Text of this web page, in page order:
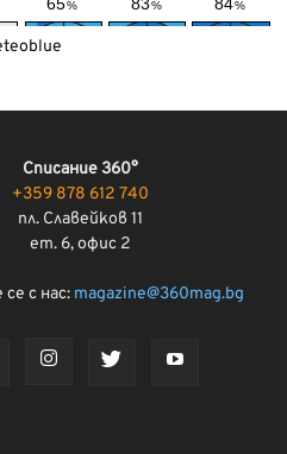
Списание 360°
+359 878 612 740
пл. Славейков 11
ет. 6, офис 2
с нас: magazine@360mag.bg